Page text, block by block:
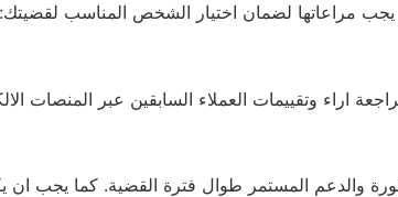
مراعاتها لضمان اختيار الشخص المناسب لقضيتك:
اراء وتقييمات العملاء السابقين عبر المنصات
والدعم المستمر طوال فترة القضية. كما يجب ان